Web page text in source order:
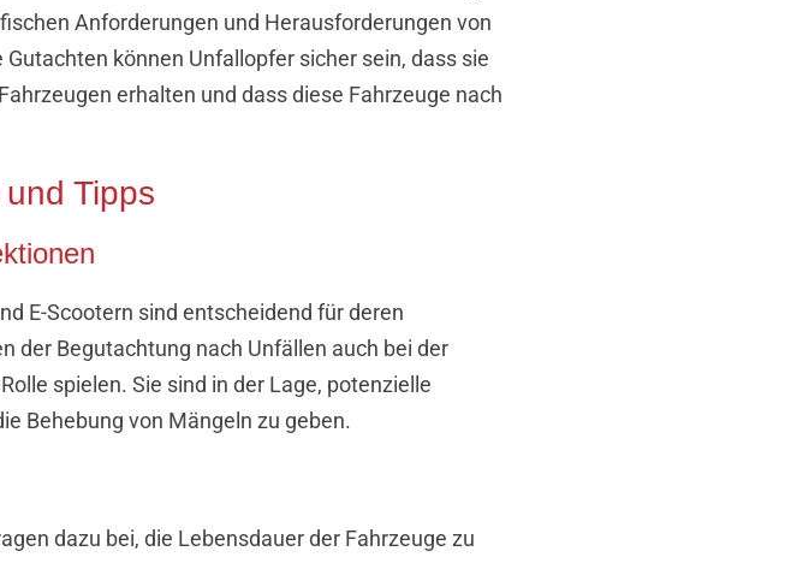
Anforderungen und Herausforderungen von
können Unfallopfer sicher sein, dass sie
erhalten und dass diese Fahrzeuge nach
Tipps
E-Scootern sind entscheidend für deren
der Begutachtung nach Unfällen auch bei der
spielen. Sie sind in der Lage, potenzielle
Behebung von Mängeln zu geben.
dazu bei, die Lebensdauer der Fahrzeuge zu